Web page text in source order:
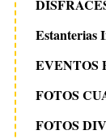
Estanterias
EVENTOS
FOTOS
FOTOS